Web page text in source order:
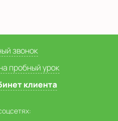
звонок
пробный урок
клиента